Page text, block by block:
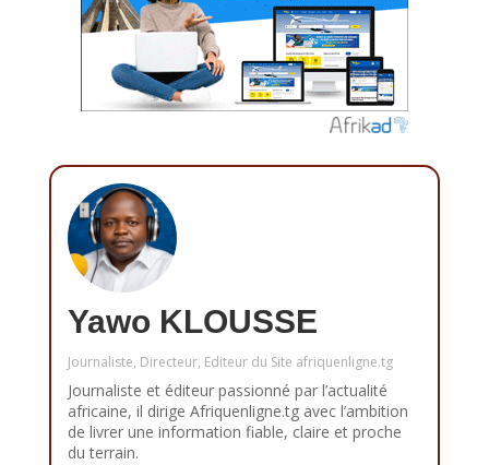
Yawo KLOUSSE
Journaliste, Directeur, Editeur du Site afriquenligne.tg
Journaliste et éditeur passionné par l’actualité
africaine, il dirige Afriquenligne.tg avec l’ambition
de livrer une information fiable, claire et proche
du terrain.